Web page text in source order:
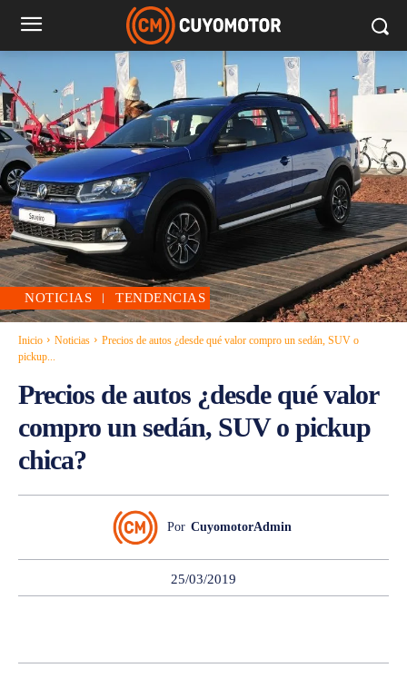
NOTICIAS TENDENCIAS
Inicio Noticias
Precios de autos ¿desde qué valor compro un sedán, SUV o
pickup...
Precios de autos ¿desde qué valor
compro un sedán, SUV o pickup
chica?
Por CuyomotorAdmin
25/03/2019